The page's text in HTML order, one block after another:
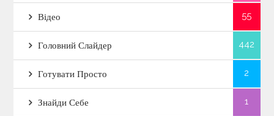
Відео 55
Головний Слайдер 442
Готувати Просто 2
Знайди Себе 1